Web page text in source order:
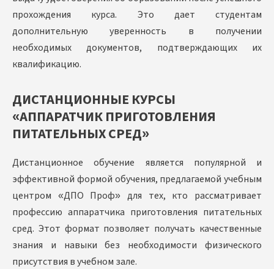
прохождения курса. Это дает студентам
дополнительную уверенность в получении
необходимых документов, подтверждающих их
квалификацию.
ДИСТАНЦИОННЫЕ КУРСЫ
«АППАРАТЧИК ПРИГОТОВЛЕНИЯ
ПИТАТЕЛЬНЫХ СРЕД»
Дистанционное обучение является популярной и
эффективной формой обучения, предлагаемой учебным
центром «ДПО Проф» для тех, кто рассматривает
профессию аппаратчика приготовления питательных
сред. Этот формат позволяет получать качественные
знания и навыки без необходимости физического
присутствия в учебном зале.